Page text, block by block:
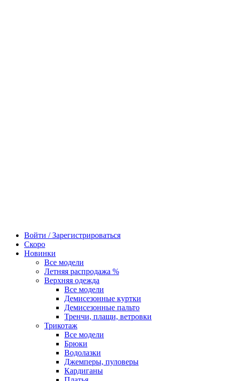
Войти / Зарегистрироваться
Скоро
Новинки
Все модели
Летняя распродажа %
Верхняя одежда
Все модели
Демисезонные куртки
Демисезонные пальто
Тренчи, плащи, ветровки
Трикотаж
Все модели
Брюки
Водолазки
Джемперы, пуловеры
Кардиганы